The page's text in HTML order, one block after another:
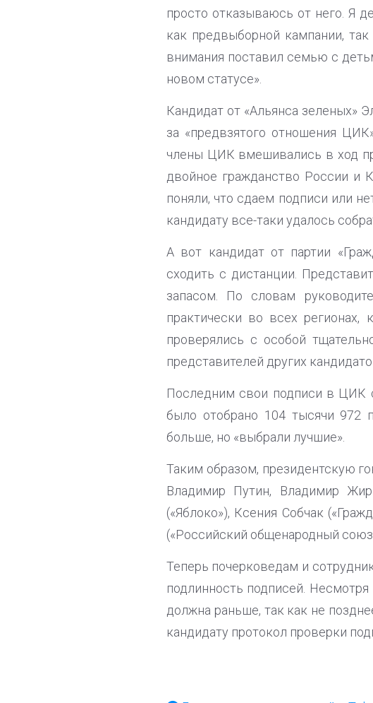
просто отказываюсь от него. Я
как предвыборной кампании,
внимания поставил семью с
новом статусе».
Кандидат от «Альянса зеленых»
за «предвзятого отношения
члены ЦИК вмешивались в ход
двойное гражданство России и
поняли, что сдаем подписи или
кандидату все-таки удалось
А вот кандидат от партии
сходить с дистанции.
запасом. По словам
практически во всех
проверялись с особой
представителей других
Последним свои подписи в ЦИК
было отобрано 104 тысячи 972
больше, но «выбрали лучшие».
Таким образом, президентскую
Владимир Путин, Владимир
(«Яблоко»), Ксения Собчак
(«Российский общенародный
Теперь почерковедам и
подлинность подписей.
должна раньше, так как не
кандидату протокол проверки